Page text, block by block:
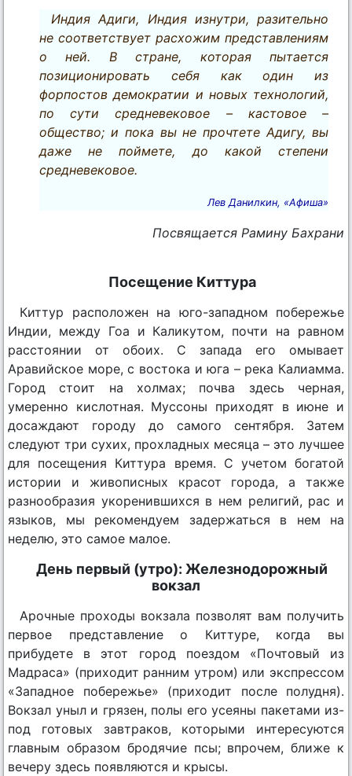
Индия Адиги, Индия изнутри, разительно
не соответствует расхожим представлениям
о ней. В стране, которая пытается
позиционировать себя как один из
форпостов демократии и новых технологий,
по сути средневековое – кастовое –
общество; и пока вы не прочтете Адигу, вы
даже не поймете, до какой степени
средневековое.
Лев Данилкин, «Афиша»
Посвящается Рамину Бахрани
Посещение Киттура
Киттур расположен на юго-западном побережье
Индии, между Гоа и Каликутом, почти на равном
расстоянии от обоих. С запада его омывает
Аравийское море, с востока и юга – река Калиамма.
Город стоит на холмах; почва здесь черная,
умеренно кислотная. Муссоны приходят в июне и
досаждают городу до самого сентября. Затем
следуют три сухих, прохладных месяца – это лучшее
для посещения Киттура время. С учетом богатой
истории и живописных красот города, а также
разнообразия укоренившихся в нем религий, рас и
языков, мы рекомендуем задержаться в нем на
неделю, это самое малое.
День первый (утро): Железнодорожный
вокзал
Арочные проходы вокзала позволят вам получить
первое представление о Киттуре, когда вы
прибудете в этот город поездом «Почтовый из
Мадраса» (приходит ранним утром) или экспрессом
«Западное побережье» (приходит после полудня).
Вокзал уныл и грязен, полы его усеяны пакетами из-
под готовых завтраков, которыми интересуются
главным образом бродячие псы; впрочем, ближе к
вечеру здесь появляются и крысы.